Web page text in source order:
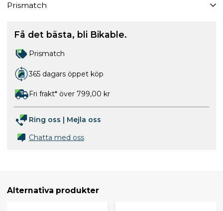
Prismatch
Få det bästa, bli Bikable.
Prismatch
365 dagars öppet köp
Fri frakt* över 799,00 kr
Ring oss | Mejla oss
Chatta med oss
Alternativa produkter